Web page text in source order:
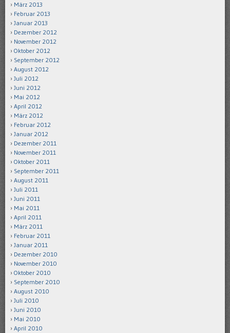
März 2013
Februar 2013
Januar 2013
Dezember 2012
November 2012
Oktober 2012
September 2012
August 2012
Juli 2012
Juni 2012
Mai 2012
April 2012
März 2012
Februar 2012
Januar 2012
Dezember 2011
November 2011
Oktober 2011
September 2011
August 2011
Juli 2011
Juni 2011
Mai 2011
April 2011
März 2011
Februar 2011
Januar 2011
Dezember 2010
November 2010
Oktober 2010
September 2010
August 2010
Juli 2010
Juni 2010
Mai 2010
April 2010